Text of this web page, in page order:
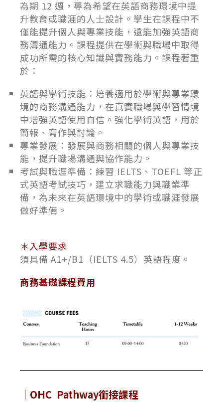
為期 12 週，專為希望在英語商務環境中提
升教育或職涯的人士設計。學生在課程中不
僅能提升個人與專業技能，還能加強英語商
務溝通能力。課程提供在學術與職場中取得
成功所需的核心知識與實務能力。課程著重
於：
英語與學術技能：培養適用於學術與專業環
境的商務溝通能力，在真實職場與學習情境
中增強英語使用自信。強化學術英語，用於
簡報、寫作與討論。
專業發展：發展與商務相關的個人與專業技
能，提升職場溝通與協作能力。
考試與職涯準備：練習 IELTS、TOEFL 等正
式英語考試技巧，建立求職能力與職業準
備，為未來在英語環境中的學術或職涯發展
做好準備。
＊入學要求
須具備 A1+/B1（IELTS 4.5）英語程度。
商務基礎課程費用
｜OHC Pathway銜接課程